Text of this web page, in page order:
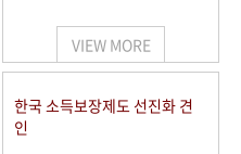
VIEW MORE
한국 소득보장제도 선진화 견
인